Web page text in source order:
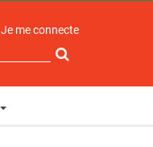
Je me connecte